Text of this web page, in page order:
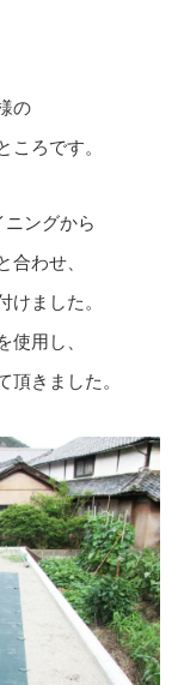
の
ころです。
ングから
合わせ、
けました。
使用し、
頂きました。